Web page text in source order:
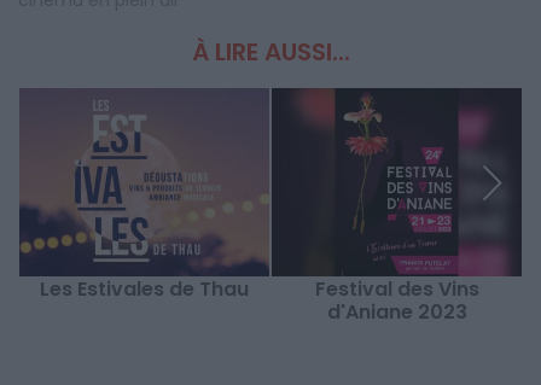
À LIRE AUSSI...
Les Estivales de Thau
Festival des Vins
d'Aniane 2023